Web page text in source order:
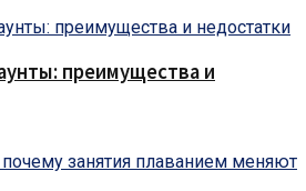
преимущества и